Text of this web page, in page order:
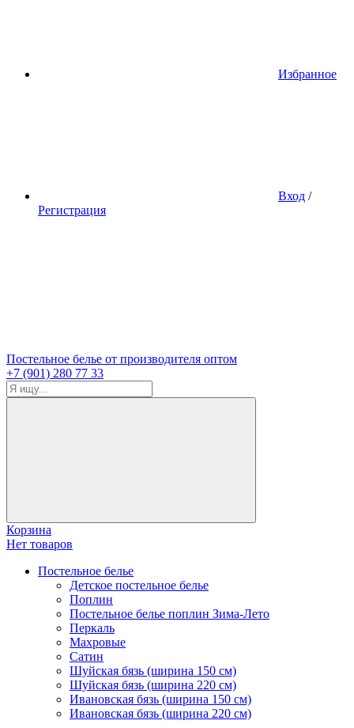
Избранное
Вход /
Регистрация
Постельное белье от производителя оптом
+7 (901) 280 77 33
Корзина
Нет товаров
Постельное белье
Детское постельное белье
Поплин
Постельное белье поплин Зима-Лето
Перкаль
Махровые
Сатин
Шуйская бязь (ширина 150 см)
Шуйская бязь (ширина 220 см)
Ивановская бязь (ширина 150 см)
Ивановская бязь (ширина 220 см)